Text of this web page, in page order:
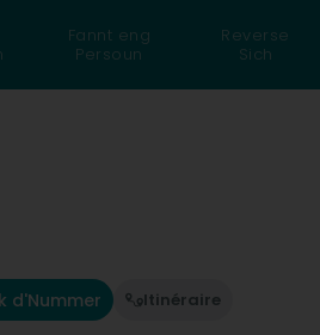
Fannt eng
Persoun
Reverse
Sich
d'Nummer Itinéraire